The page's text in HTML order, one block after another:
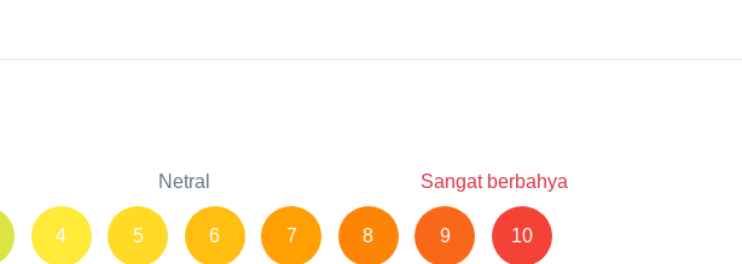
Netral Sangat berbahya
4 5 6 7 8 9 10